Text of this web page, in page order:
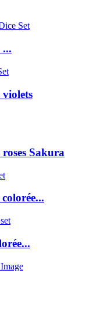
violets
Sakura